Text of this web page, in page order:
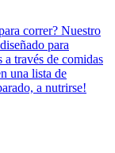
correr? Nuestro
para
través de comidas
una lista de
a nutrirse!